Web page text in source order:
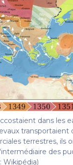
dans les
transportaient
terrestres, ils
des
Wikipédia)